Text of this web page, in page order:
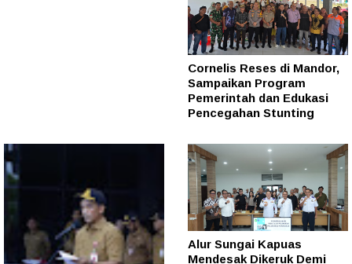
Cornelis Reses di Mandor,
Sampaikan Program
Pemerintah dan Edukasi
Pencegahan Stunting
Alur Sungai Kapuas
Mendesak Dikeruk Demi